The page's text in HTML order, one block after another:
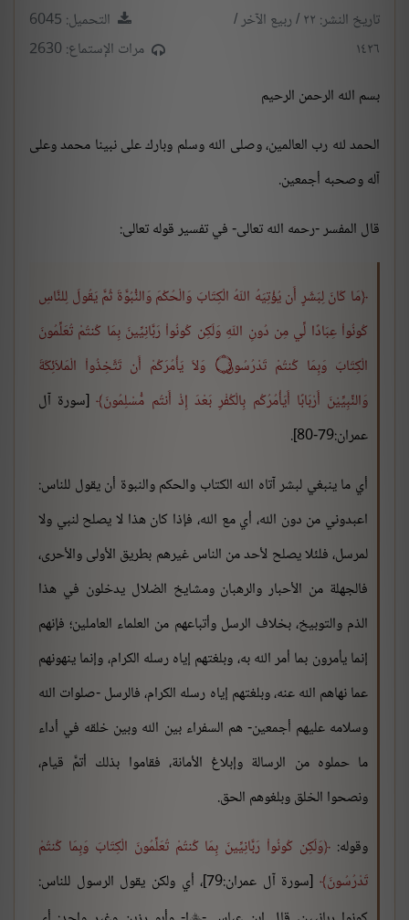
تاريخ النشر: ٢٢ / ربيع الآخر /
١٤٢٦
التحميل: 6045
مرات الإستماع: 2630
بسم الله الرحمن الرحيم
الحمد لله رب العالمين، وصلى الله وسلم وبارك على نبينا محمد وعلى
آله وصحبه أجمعين.
قال المفسر -رحمه الله تعالى- في تفسير قوله تعالى:
مَا كَانَ لِبَشَرٍ أَن يُؤْتِيَهُ اللّهُ الْكِتَابَ وَالْحُكْمَ وَالنُّبُوَّةَ ثُمَّ يَقُولَ لِلنَّاسِ
كُونُواْ عِبَادًا لِّي مِن دُونِ اللّهِ وَلَكِن كُونُواْ رَبَّانِيِّينَ بِمَا كُنتُمْ تُعَلِّمُونَ
الْكِتَابَ وَبِمَا كُنتُمْ تَدْرُسُونَ۝ وَلاَ يَأْمُرَكُمْ أَن تَتَّخِذُواْ الْمَلاَئِكَةَ
وَالنِّبِيِّيْنَ أَرْبَابًا أَيَأْمُرُكُم بِالْكُفْرِ بَعْدَ إِذْ أَنتُم مُّسْلِمُونَ [سورة آل
عمران:79-80].
أي ما ينبغي لبشر آتاه الله الكتاب والحكم والنبوة أن يقول للناس:
اعبدوني من دون الله، أي مع الله، فإذا كان هذا لا يصلح لنبي ولا
لمرسل، فلئلا يصلح لأحد من الناس غيرهم بطريق الأولى والأحرى،
فالجهلة من الأحبار والرهبان ومشايخ الضلال يدخلون في هذا
الذم والتوبيخ، بخلاف الرسل وأتباعهم من العلماء العاملين؛ فإنهم
إنما يأمرون بما أمر الله به، وبلغتهم إياه رسله الكرام، وإنما ينهونهم
عما نهاهم الله عنه، وبلغتهم إياه رسله الكرام، فالرسل -صلوات الله
وسلامه عليهم أجمعين- هم السفراء بين الله وبين خلقه في أداء
ما حملوه من الرسالة وإبلاغ الأمانة، فقاموا بذلك أتمَّ قيام،
ونصحوا الخلق وبلغوهم الحق.
وقوله: وَلَكِن كُونُواْ رَبَّانِيِّينَ بِمَا كُنتُمْ تُعَلِّمُونَ الْكِتَابَ وَبِمَا كُنتُمْ
تَدْرُسُونَ
[سورة آل عمران:79]، أي ولكن يقول الرسول للناس:
